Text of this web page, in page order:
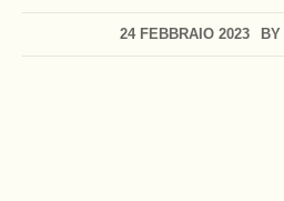
24 FEBBRAIO 2023 BY